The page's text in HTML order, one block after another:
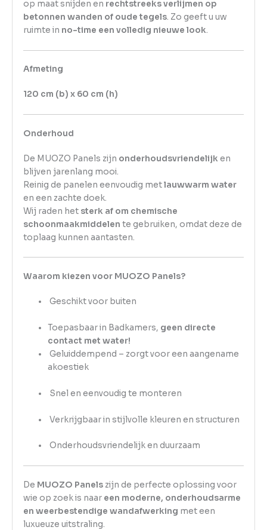
op maat snijden en rechtstreeks verlijmen op
betonnen wanden of oude tegels. Zo geeft u uw
ruimte in no-time een volledig nieuwe look.
Afmeting
120 cm (b) x 60 cm (h)
Onderhoud
De MUOZO Panels zijn onderhoudsvriendelijken
blijven jarenlang mooi.
Reinig de panelen eenvoudig metlauwwarm water
en een zachte doek.
Wij raden het sterk af om chemische
schoonmaakmiddelen te gebruiken, omdat deze de
toplaag kunnen aantasten.
Waarom kiezen voor MUOZO Panels?
Geschikt voor buiten
Toepasbaar in Badkamers, geen directe
contact met water!
Geluiddempend – zorgt voor een aangename
akoestiek
Snel en eenvoudig te monteren
Verkrijgbaar in stijlvolle kleuren en structuren
Onderhoudsvriendelijk en duurzaam
De MUOZO Panelszijn de perfecte oplossing voor
wie op zoek is naar een moderne, onderhoudsarme
en weerbestendige wandafwerking met een
luxueuze uitstraling.